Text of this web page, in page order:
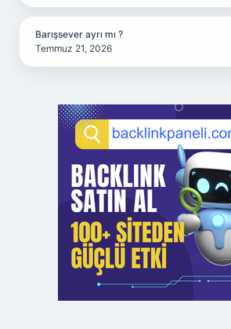
Barışsever ayrı mı ?
Temmuz 21, 2026